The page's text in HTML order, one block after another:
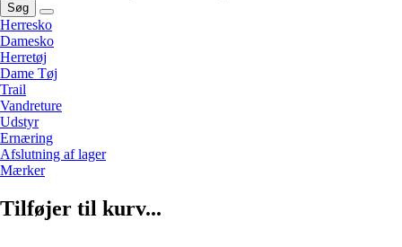
Søg
Herresko
Damesko
Herretøj
Dame Tøj
Trail
Vandreture
Udstyr
Ernæring
Afslutning af lager
Mærker
Tilføjer til kurv...